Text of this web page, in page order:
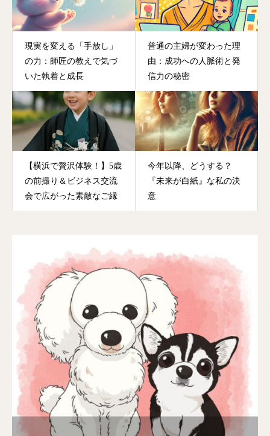
現実を変える「手放し」
の力：師匠の教えで気づ
いた執着と成長
普通の主婦が変わった理
由：成功への人脈術と発
信力の秘密
【横浜で贅沢体験！】5歳
の前撮り＆ビジネス交流
会で広がった素敵なご縁
今年以降、どうする？
『未来が白紙』な私の決
意